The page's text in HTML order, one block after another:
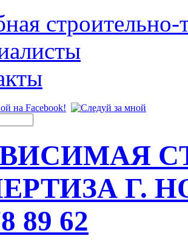
строительно-
Г.
89 62